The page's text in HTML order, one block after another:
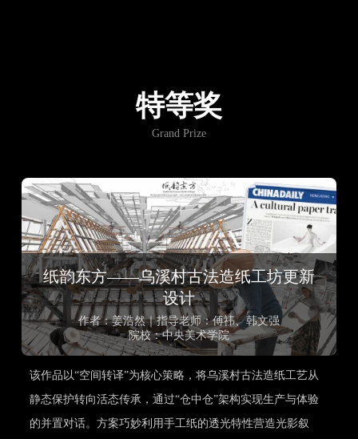
特等奖
Grand Prize
纸韵东方——乌溪村古法造纸工坊更新
设计
作者：姜浩然｜指导老师：傅祎、韩文强
院校：中央美术学院
该作品以“空间转译”为核心策略，将乌溪村古法造纸工艺从
静态保护转向活态传承，通过“仓中仓”架构实现生产与体验
的并置对话。方案巧妙利用手工纸的透光特性营造光影叙